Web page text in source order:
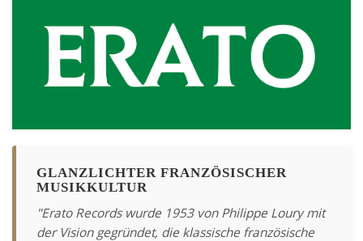
GLANZLICHTER FRANZÖSISCHER
MUSIKKULTUR
"Erato Records wurde 1953 von Philippe Loury mit
der Vision gegründet, die klassische französische